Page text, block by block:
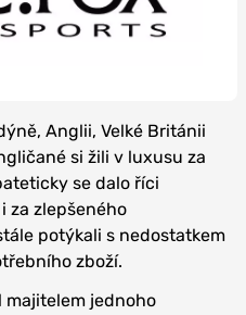
Anglii, Velké Británii
si žili v luxusu za
se dalo říci
za zlepšeného
potýkali s nedostatkem
zboží.
majitelem jednoho